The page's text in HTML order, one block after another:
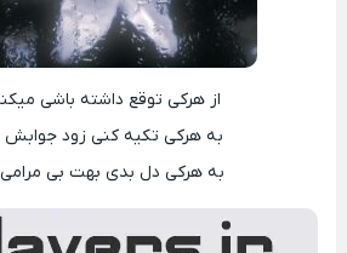
از ﻫﺮﻛﻰ ﺗﻮﻗﻊ داﺷﺘﻪ ﺑﺎﺷﻰ
ﺑﻪ ﻫﺮﻛﻰ ﺗﻜﻴﻪ ﻛﻨﻰ زود ﺟﻮاﺑﺶ
ﺑﻪ ﻫﺮﻛﻰ دل ﺑﺪی ﺑﻬﺖ ﺑﻰ ﻣﺮاﻣﻰ